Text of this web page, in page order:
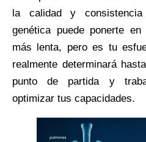
la calidad y
genética puede ponerte
más lenta, pero es tu
realmente determinará
punto de partida y
optimizar tus capacidades.